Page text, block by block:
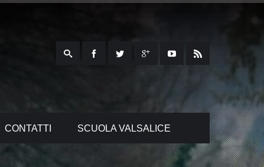
CONTATTI SCUOLA VALSALICE